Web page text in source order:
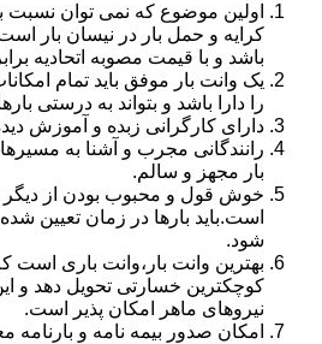
اولین موضوع که نمی توان نسبت
کرایه و حمل بار در نیسان بار
باشد و با قیمت مصوبه اتحادیه
یک وانت بار موفق باید تمام
را دارا باشد و بتواند به درستی
دارای کارگرانی زبده و آموزش
رانندگانی مجرب و آشنا به
بار مجهز و سالم.
خوش قول و محبوب بودن از دیگر
است.باید بارها در زمان تعیین
شود.
بهترین وانت بار،وانت باری است
کوچکترین خسارتی تحویل دهد و
نیروهای ماهر امکان پذیر است.
امکان صدور بیمه نامه و بارنامه